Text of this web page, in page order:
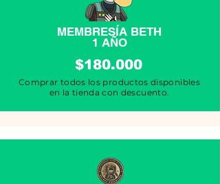
MEMBRESÍA BETH
1 AÑO
$180.000
Comprar todos los productos disponibles
en la tienda con descuento.